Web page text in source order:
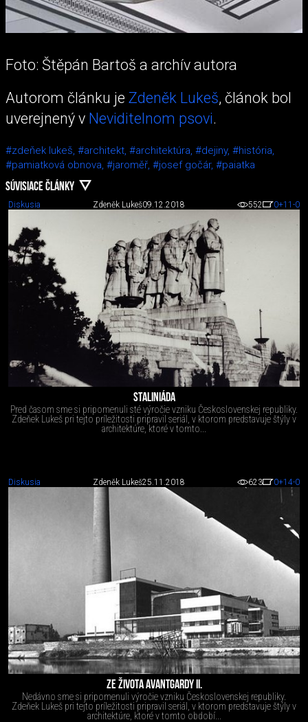
Foto: Štěpán Bartoš a archív autora
Autorom článku je Zdeněk Lukeš, článok bol
uverejnený v Neviditelnom psovi.
#zdeňek lukeš, #architekt, #architektúra, #dejiny, #história,
#pamiatková obnova, #jaroměř, #josef gočár, #paiatka
SÚVISIACE ČLÁNKY
Diskusia Zdeněk Lukeš09.12.2018 552 0+11 -0
STALINIÁDA
Pred časom sme si pripomenuli sté výročie vzniku Československej republiky.
Zdeňek Lukeš pri tejto príležitosti pripravil seriál, v ktorom predstavuje štýly v
architektúre, ktoré v tomto...
Diskusia Zdeněk Lukeš25.11.2018 623 0+14-0
ZE ŽIVOTA AVANTGARDY II.
Nedávno sme si pripomenuli výročie vzniku Československej republiky.
Zdeňek Lukeš pri tejto príležitosti pripravil seriál, v ktorom predstavuje štýly v
architektúre, ktoré v tomto období...